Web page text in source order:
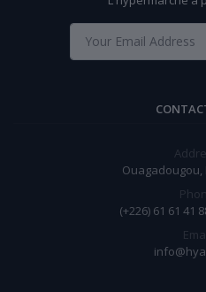
Ouagadougou,
(+226) 61 61 41